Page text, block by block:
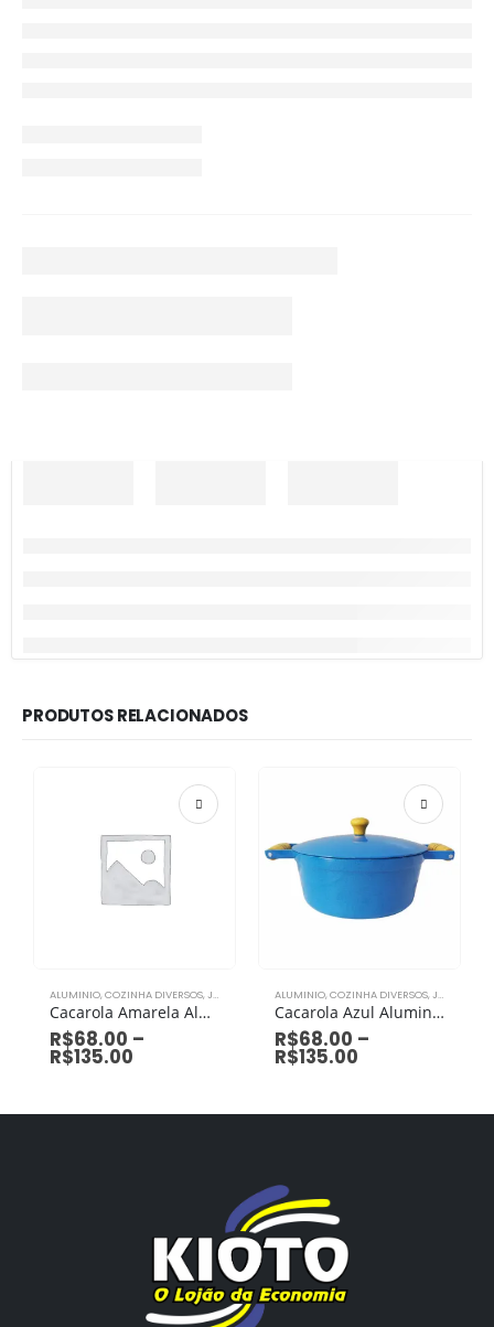
PRODUTOS RELACIONADOS
ALUMINIO,COZINHA DIVERSOS,JOGO DE PANELAS
Cacarola Amarela Aluminio Grosso
R$68.00 –
R$135.00
ALUMINIO,COZINHA DIVERSOS,JOGO DE PANELAS
Cacarola Azul Aluminio Grosso
R$68.00 –
R$135.00